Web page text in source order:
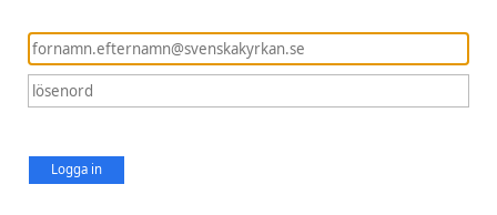
Logga in